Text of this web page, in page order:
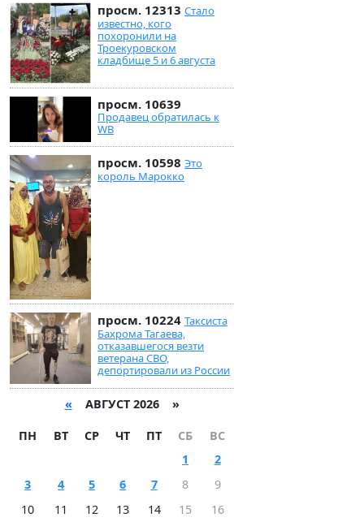
просм. 12313 Стало
известно, кого
похоронили на
Троекуровском
кладбище 5 и 6 августа
просм. 10639
Продавец обратилась к
WB
просм. 10598 Это
король Марокко
просм. 10224 Таксиста
Бахрома Тагаева,
отказавшегося везти
ветерана СВО,
депортировали из России
« АВГУСТ 2026 »
ПН ВТ СР ЧТ ПТ СБ
ВС
1
2
3
4 5 6 7 8
9
10
11 12 13 14 15
16